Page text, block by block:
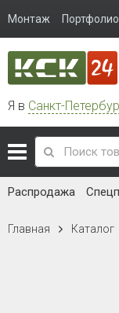
Монтаж Портфолио
Я в Санкт-
Распродажа
Главная Каталог